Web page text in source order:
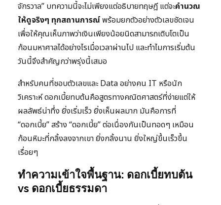
จักรวาล” บทความนี้จะไม่เพียงแต่อธิบายทฤษฎี แต่จะคำนวณ
ให้ดูจริงๆ ทุกสถานการณ์พร้อมยกตัวอย่างตัวเลขชัดเจน
เพื่อให้คุณเห็นภาพว่าเงินเพียงน้อยนิดสามารถเติบโตเป็น
ก้อนมหาศาลได้อย่างไรเมื่อเวลาผ่านไป และทำไมการเริ่มต้น
วันนี้จึงสำคัญกว่าพรุ่งนี้เสมอ
สำหรับคนที่ชอบตัวเลขและ Data อย่างคน IT หรือนัก
วิเคราะห์ ดอกเบี้ยทบต้นคือสูตรทางคณิตศาสตร์ที่ง่ายแต่ให้
ผลลัพธ์น่าทึ่ง ยิ่งเริ่มเร็ว ยิ่งเห็นผลมาก มันคือการที่
“ดอกเบี้ย” สร้าง “ดอกเบี้ย” ต่อเนื่องกันเป็นทอดๆ เหมือน
ก้อนหิมะที่กลิ้งลงจากเขา ยิ่งกลิ้งนาน ยิ่งใหญ่ขึ้นเร็วขึ้น
เรื่อยๆ
ทำความเข้าใจพื้นฐาน: ดอกเบี้ยทบต้น
vs ดอกเบี้ยธรรมดา